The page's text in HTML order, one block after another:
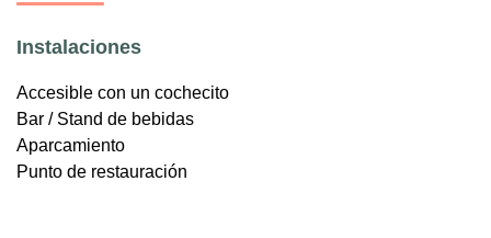
Instalaciones
Accesible con un cochecito
Bar / Stand de bebidas
Aparcamiento
Punto de restauración